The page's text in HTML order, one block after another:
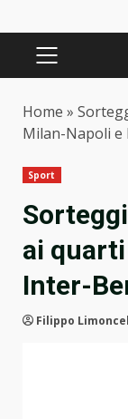
PRIMARY
Home »
Milan-Napoli e
Sport
ai
Inter-
Filippo